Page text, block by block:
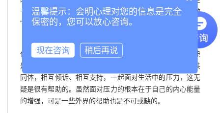
一种病态的人际关系。现在有一个名词来形容这种人，叫做
“爱无能”，这其实就是一种建立亲密关系的能力的缺失。
与传统社会相比，我们现在其实更需要亲密关系。现
代社会压力加大、生活节奏加快，一个人面临的困境很可能
是个体无法承受的，而假如这时我们拥有一个协调有效的共
同体，相互倾诉、相互支持，一起面对生活中的压力，这无
疑是很有帮助的。虽然面对压力的根本在于自己的内心能量
的增强，可是一些外界的帮助也是不可或缺的。
温馨提示：会明心理对您的信息是完全
保密的，您可以放心咨询。
现在咨询 稍后再说